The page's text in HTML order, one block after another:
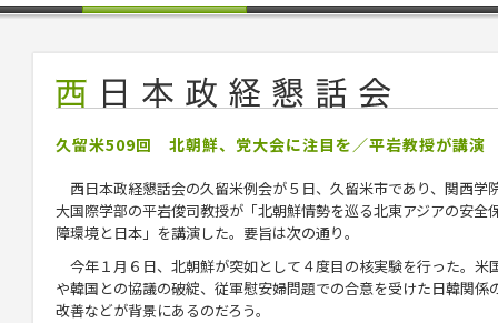
久留米509回 北朝鮮、党大会に注目を／平岩教授が講演
西日本政経懇話会の久留米例会が５日、久留米市であり、関西学
大国際学部の平岩俊司教授が「北朝鮮情勢を巡る北東アジアの安全
障環境と日本」を講演した。要旨は次の通り。
今年１月６日、北朝鮮が突如として４度目の核実験を行った。米
や韓国との協議の破綻、従軍慰安婦問題での合意を受けた日韓関係
改善などが背景にあるのだろう。